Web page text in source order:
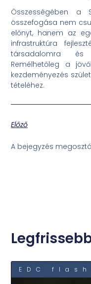
Összességében a
összefogása nem
előnyt, hanem az
infrastruktúra
társadalomra
Remélhetőleg a
kezdeményezés
tételéhez.
Előző
A bejegyzés
EDC